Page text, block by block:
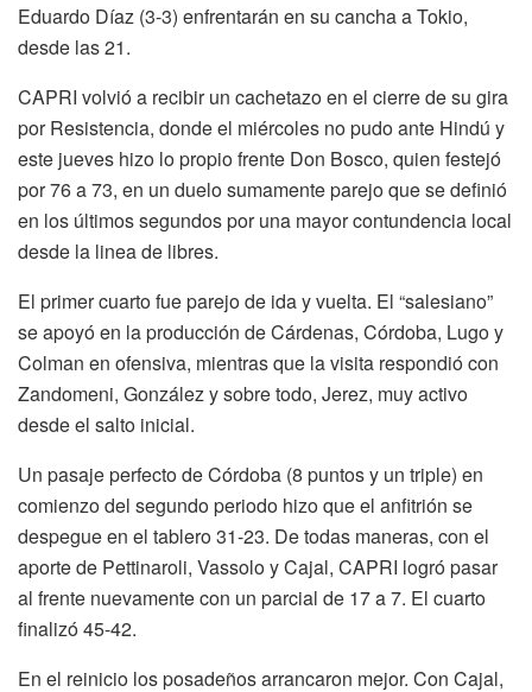
Eduardo Díaz (3-3) enfrentarán en su cancha a Tokio,
desde las 21.
CAPRI volvió a recibir un cachetazo en el cierre de su gira
por Resistencia, donde el miércoles no pudo ante Hindú y
este jueves hizo lo propio frente Don Bosco, quien festejó
por 76 a 73, en un duelo sumamente parejo que se definió
en los últimos segundos por una mayor contundencia local
desde la linea de libres.
El primer cuarto fue parejo de ida y vuelta. El “salesiano”
se apoyó en la producción de Cárdenas, Córdoba, Lugo y
Colman en ofensiva, mientras que la visita respondió con
Zandomeni, González y sobre todo, Jerez, muy activo
desde el salto inicial.
Un pasaje perfecto de Córdoba (8 puntos y un triple) en
comienzo del segundo periodo hizo que el anfitrión se
despegue en el tablero 31-23. De todas maneras, con el
aporte de Pettinaroli, Vassolo y Cajal, CAPRI logró pasar
al frente nuevamente con un parcial de 17 a 7. El cuarto
finalizó 45-42.
En el reinicio los posadeños arrancaron mejor. Con Cajal,